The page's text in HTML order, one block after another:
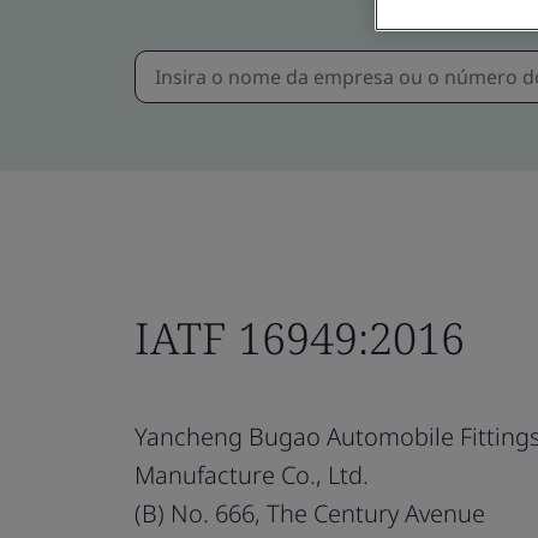
IATF 16949:2016
Yancheng Bugao Automobile
Manufacture Co., Ltd.
(B) No. 666, The Century Avenue